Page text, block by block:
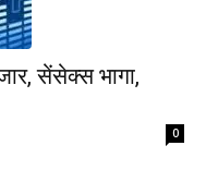
सेंसेक्स भागा,
0